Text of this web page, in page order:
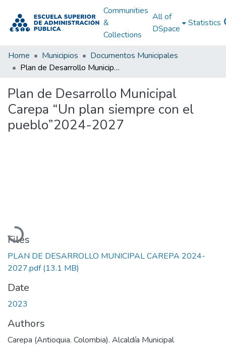
Communities
&
Collections
All of
DSpace
Statistics
Home Municipios
Documentos Municipales
Plan de Desarrollo Municipal Carepa “Un plan siempre con el pueblo”2024-2027
Plan de Desarrollo Municipal
Carepa “Un plan siempre con el
pueblo”2024-2027
Loading...
Files
PLAN DE DESARROLLO MUNICIPAL CAREPA 2024-
2027.pdf(13.1 MB)
Date
2023
Authors
Carepa (Antioquia. Colombia). Alcaldía Municipal